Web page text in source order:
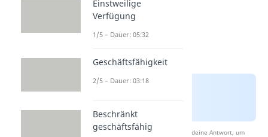
Nach Beantwortung speichern wir deine Antwort, um
Einstweilige
Verfügung
1/5 – Dauer: 05:32
Geschäftsfähigkeit
2/5 – Dauer: 03:18
Beschränkt
geschäftsfähig